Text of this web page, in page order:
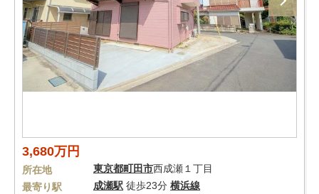
3,680万円
所在地 東京都町田市西成瀬１丁目
最寄り駅
成瀬駅 徒歩23分 横浜線